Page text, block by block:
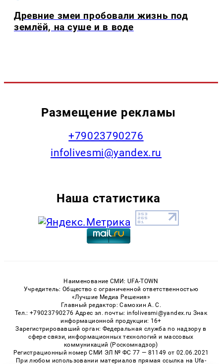
Древние змеи пробовали жизнь под
землёй, на суше и в воде
Размещение рекламы
+79023790276
infolivesmi@yandex.ru
Наша статистика
Наименование СМИ: UFA-TOWN
Учредитель: Общество с ограниченной ответственностью
«Лучшие Медиа Решения»
Главный редактор: Самохин А. С.
Тел.: +79023790276 Адрес эл. почты: infolivesmi@yandex.ru Знак
информационной продукции: 16+
Зарегистрировавший орган: Федеральная служба по надзору в
сфере связи, информационных технологий и массовых
коммуникаций (Роскомнадзор)
Регистрационный номер СМИ ЭЛ № ФС 77 — 81149 от 02.06.2021
При любом использовании материалов прямая ссылка на Ufa-